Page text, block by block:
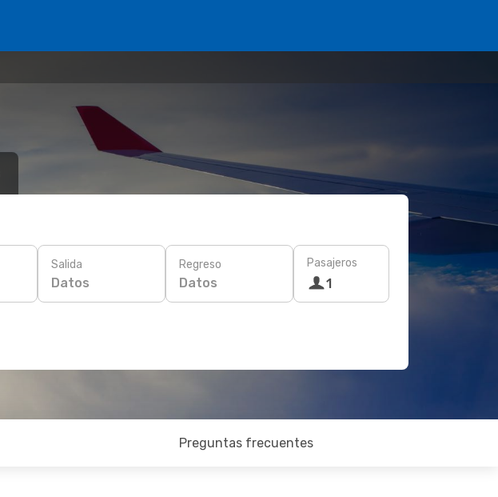
Salida
Datos
Regreso
Datos
Pasajeros
1
Preguntas frecuentes